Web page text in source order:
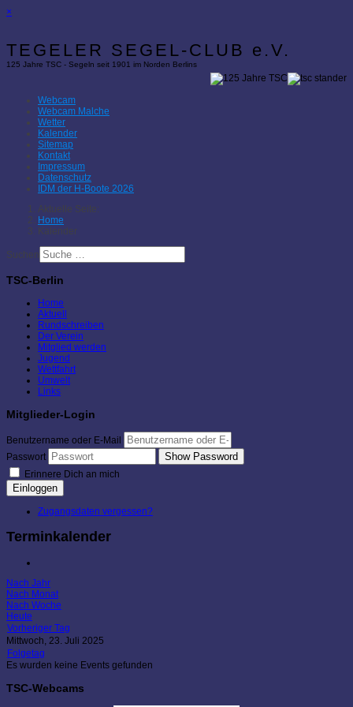
×
TEGELER SEGEL-CLUB e.V.
125 Jahre TSC - Segeln seit 1901 im Norden Berlins
Webcam
Webcam Malche
Wetter
Kalender
Sitemap
Kontakt
Impressum
Datenschutz
IDM der H-Boote 2026
Aktuelle Seite:
Home
Kalender
Suchen
TSC-Berlin
Home
Aktuell
Rundschreiben
Der Verein
Mitglied werden
Jugend
Wettfahrt
Umwelt
Links
Mitglieder-Login
Benutzername oder E-Mail
Passwort
Show Password
Erinnere Dich an mich
Einloggen
Zugangsdaten vergessen?
Terminkalender
Nach Jahr
Nach Monat
Nach Woche
Heute
Vorheriger Tag
Mittwoch, 23. Juli 2025
Folgetag
Es wurden keine Events gefunden
TSC-Webcams